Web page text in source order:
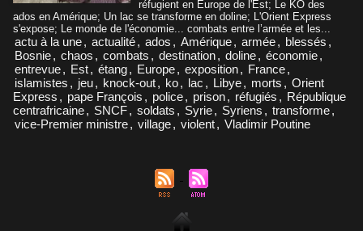
réfugient en Europe de l'Est; Le KO des
ados en Amérique; Un lac se transforme en doline; L'Orient Express
s'expose; Le monde de l'économie... combats entre l’armée et les...
actu à la une, actualité, ados , Amérique, armée, blessés ,
Bosnie, chaos , combats , destination, doline, économie,
entrevue, Est, étang, Europe, exposition, France,
islamistes , jeu, knock-out, ko, lac , Libye, morts , Orient
Express , pape François , police, prison, réfugiés , République
centrafricaine, SNCF, soldats , Syrie, Syriens , transforme,
vice-Premier ministre, village, violent, Vladimir Poutine